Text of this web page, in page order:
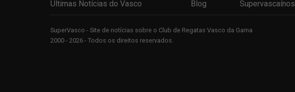
Últimas Notícias do Vasco Blog Supervascaínos
SuperVasco - Site de notícias sobre o Club de Regatas Vasco da Gama
2000 - 2026 - Todos os direitos reservados.